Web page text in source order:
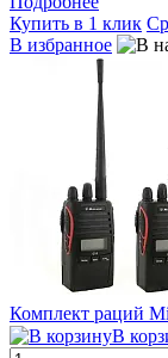
Купить в 1 клик
В избранное
Комплект раций
В